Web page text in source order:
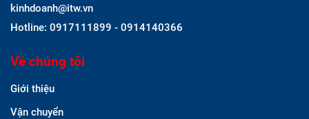
kinhdoanh@itw.vn
Hotline: 0917111899 - 0914140366
Về chúng tôi
Giới thiệu
Vận chuyển